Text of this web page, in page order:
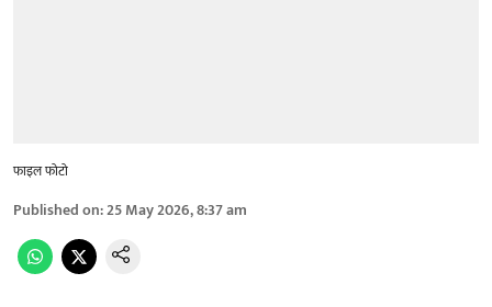
फाइल फोटो
Published on:25 May 2026, 8:37 am